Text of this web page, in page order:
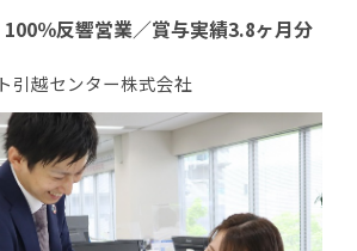
100％反響営業／賞与実績3.8ヶ月分
越センター株式会社